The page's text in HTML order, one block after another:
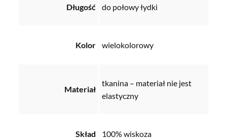
Długość do połowy łydki
Kolor wielokolorowy
Materiał
tkanina – materiał nie jest
elastyczny
Skład 100% wiskoza